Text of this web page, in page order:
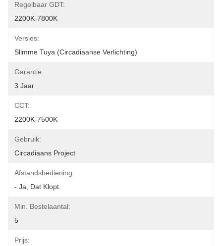
Regelbaar GDT:
2200K-7800K
Versies:
Slimme Tuya (Circadiaanse Verlichting)
Garantie:
3 Jaar
CCT:
2200K-7500K
Gebruik:
Circadiaans Project
Afstandsbediening:
- Ja, Dat Klopt.
Min. Bestelaantal:
5
Prijs: